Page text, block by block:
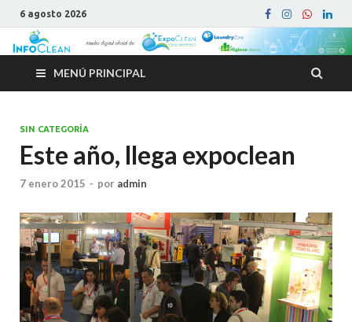
6 agosto 2026
MENÚ PRINCIPAL
SIN CATEGORÍA
Este año, llega expoclean
7 enero 2015 - por admin